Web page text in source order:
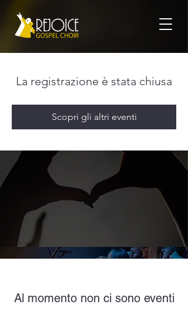
La registrazione è stata chiusa
Scopri gli altri eventi
Al momento non ci sono eventi